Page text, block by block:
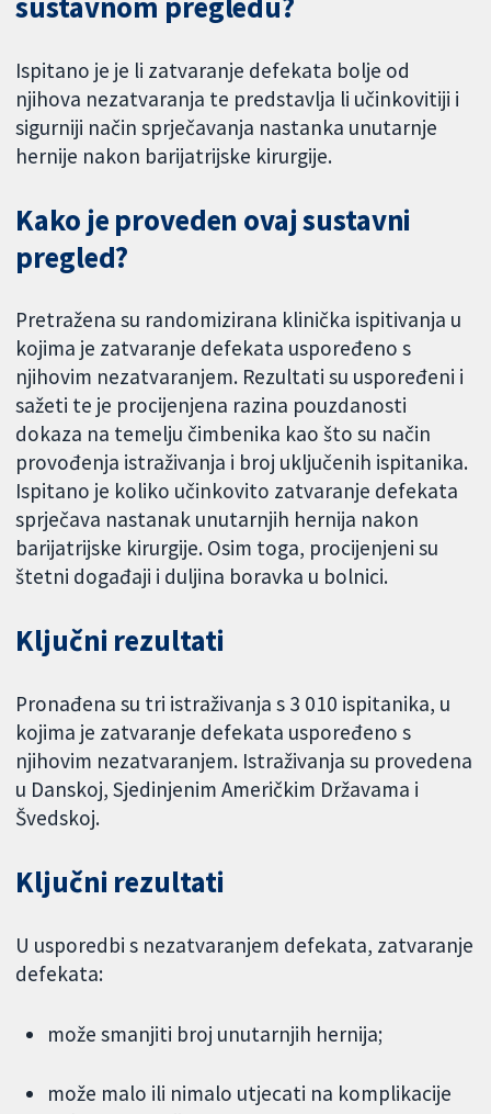
Ispitano je je li zatvaranje defekata bolje od
njihova nezatvaranja te predstavlja li učinkovitiji i
sigurniji način sprječavanja nastanka unutarnje
hernije nakon barijatrijske kirurgije.
Kako je proveden ovaj sustavni
pregled?
Pretražena su randomizirana klinička ispitivanja u
kojima je zatvaranje defekata uspoređeno s
njihovim nezatvaranjem. Rezultati su uspoređeni i
sažeti te je procijenjena razina pouzdanosti
dokaza na temelju čimbenika kao što su način
provođenja istraživanja i broj uključenih ispitanika.
Ispitano je koliko učinkovito zatvaranje defekata
sprječava nastanak unutarnjih hernija nakon
barijatrijske kirurgije. Osim toga, procijenjeni su
štetni događaji i duljina boravka u bolnici.
Ključni rezultati
Pronađena su tri istraživanja s 3 010 ispitanika, u
kojima je zatvaranje defekata uspoređeno s
njihovim nezatvaranjem. Istraživanja su provedena
u Danskoj, Sjedinjenim Američkim Državama i
Švedskoj.
Ključni rezultati
U usporedbi s nezatvaranjem defekata, zatvaranje
defekata:
može smanjiti broj unutarnjih hernija;
može malo ili nimalo utjecati na komplikacije